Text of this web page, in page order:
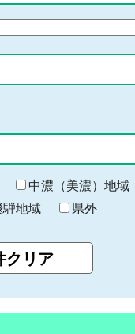
中濃（美濃）地域
騨地域 県外